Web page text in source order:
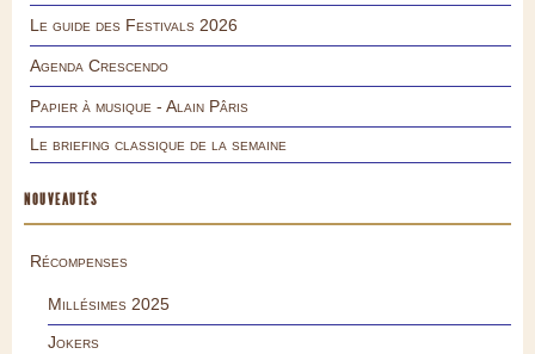
Le guide des Festivals 2026
Agenda Crescendo
Papier à musique - Alain Pâris
Le briefing classique de la semaine
NOUVEAUTÉS
Récompenses
Millésimes 2025
Jokers